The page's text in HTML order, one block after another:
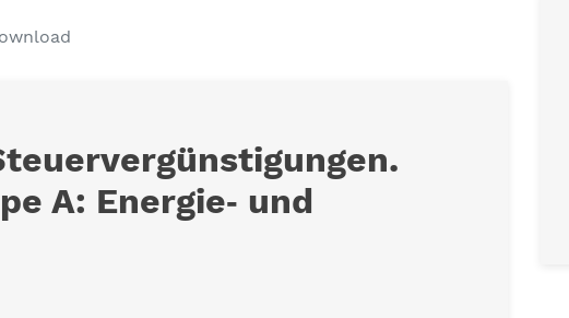
A: Energie‐ und